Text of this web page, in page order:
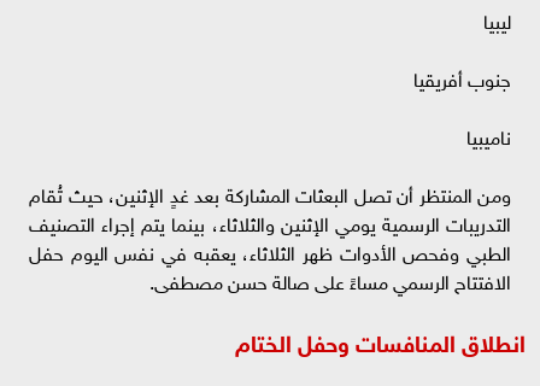
ليبيا
جنوب أفريقيا
ناميبيا
ومن المنتظر أن تصل البعثات المشاركة بعد غدٍ الإثنين، حيث تُقام
التدريبات الرسمية يومي الإثنين والثلاثاء، بينما يتم إجراء التصنيف
الطبي وفحص الأدوات ظهر الثلاثاء، يعقبه في نفس اليوم حفل
الافتتاح الرسمي مساءً على صالة حسن مصطفى.
انطلاق المنافسات وحفل الختام